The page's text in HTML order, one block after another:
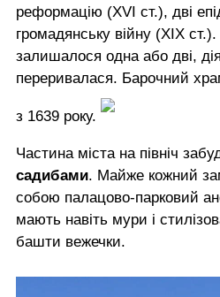
реформацію (XVI ст.), дві
громадянську війну (ХІХ ст.).
залишалося одна або дві,
переривалася. Барочний
з 1639 року.
Частина міста на північ
садибами. Майже кожний
собою палацово-парковий
мають навіть мури і
башти вежечки.